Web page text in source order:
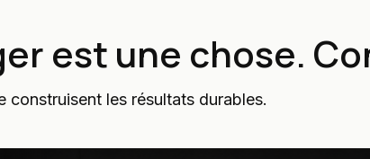
est une chose.
construisent les résultats durables.